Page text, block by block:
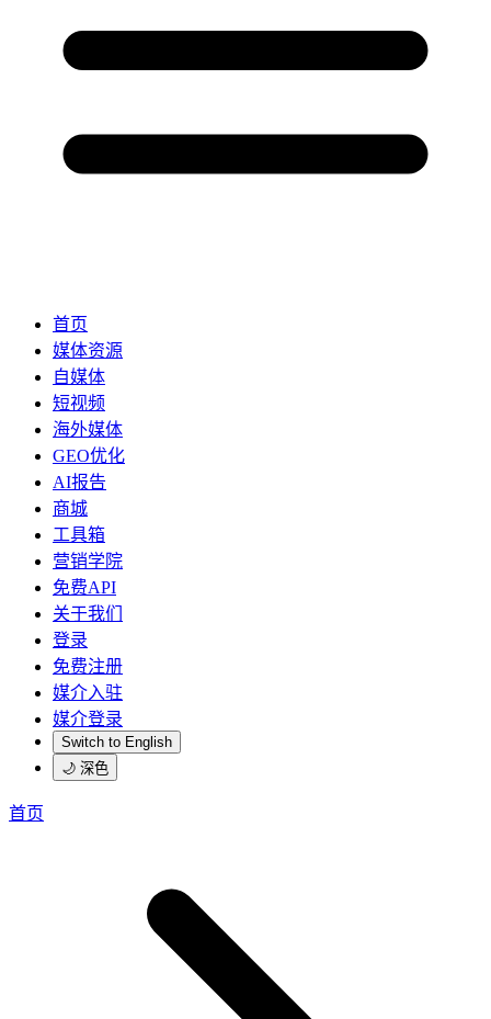
首页
媒体资源
自媒体
短视频
海外媒体
GEO优化
AI报告
商城
工具箱
营销学院
免费API
关于我们
登录
免费注册
媒介入驻
媒介登录
Switch to English
🌙 深色
首页